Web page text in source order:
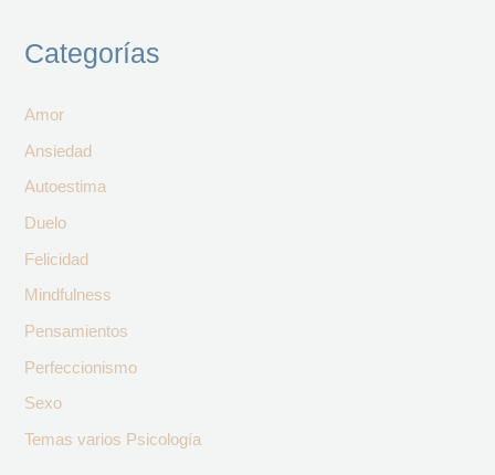
Categorías
Amor
Ansiedad
Autoestima
Duelo
Felicidad
Mindfulness
Pensamientos
Perfeccionismo
Sexo
Temas varios Psicología